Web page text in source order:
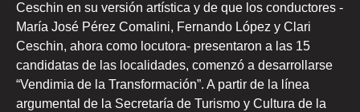
Ceschin en su versión artística y de que los conductores -
María José Pérez Comalini, Fernando López y Clari
Ceschin, ahora como locutora- presentaron a las 15
candidatas de las localidades, comenzó a desarrollarse
“Vendimia de la Transformación”. A partir de la línea
argumental de la Secretaría de Turismo y Cultura de la